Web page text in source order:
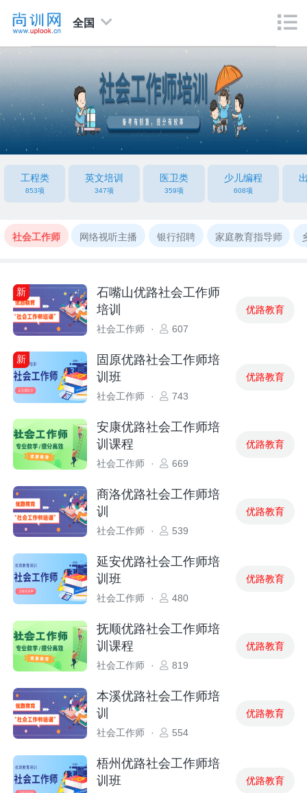
全国
工程类
853项
英文培训
347项
医卫类
359项
少儿编程
608项
社会工作师 网络视听主播 银行招聘 家庭教育指导师
新
石嘴山优路社会工作师
培训
社会工作师 · 607
优路教育
新
固原优路社会工作师培
训班
社会工作师 · 743
优路教育
安康优路社会工作师培
训课程
社会工作师 · 669
优路教育
商洛优路社会工作师培
训
社会工作师 · 539
优路教育
延安优路社会工作师培
训班
社会工作师 · 480
优路教育
抚顺优路社会工作师培
训课程
社会工作师 · 819
优路教育
本溪优路社会工作师培
训
社会工作师 · 554
优路教育
梧州优路社会工作师培
训班
优路教育